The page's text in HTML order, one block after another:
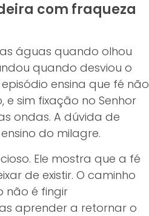
com fraqueza
águas quando olhou
quando desviou o
episódio ensina que fé não
e sim fixação no Senhor
ondas. A dúvida de
do milagre.
Ele mostra que a fé
de existir. O caminho
não é fingir
aprender a retornar o